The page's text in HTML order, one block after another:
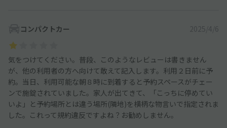
コンパクトカー 2025/4/6
気をつけてください。普段、このようなレビューは書きません
が、他の利用者の方へ向けて敢えて記入します。利用２日前に予
約。当日、利用可能な朝８時に到着すると予約スペースがチェー
ンで施錠されていました。家人が出てきて、「こっちに停めてい
いよ」と予約場所とは違う場所(隣地)を横柄な物言いで指定されま
した。これって規約違反ですよね？お勧めしません。